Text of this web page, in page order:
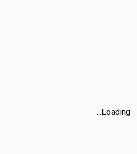
Loading...